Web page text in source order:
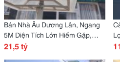
Bán Nhà Âu Dương Lân, Ngang
5M Diện Tích Lớn Hiếm Gặp,
Thích Hợp Ở Kết Hợp Đầu Tư -
21,5 tỷ